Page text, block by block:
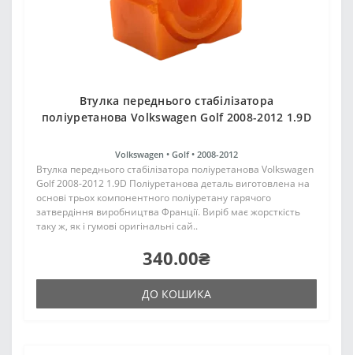
Втулка переднього стабілізатора
поліуретанова Volkswagen Golf 2008-2012 1.9D
Volkswagen • Golf • 2008-2012
Втулка переднього стабілізатора поліуретанова Volkswagen
Golf 2008-2012 1.9D Поліуретанова деталь виготовлена на
основі трьох компонентного поліуретану гарячого
затвердіння виробництва Франції. Виріб має жорсткість
таку ж, як і гумові оригінальні сай..
340.00₴
ДО КОШИКА